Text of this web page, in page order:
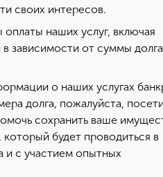
своих интересов.
наших услуг, включая
зависимости от суммы
о наших услугах
долга, пожалуйста,
сохранить ваше
будет проводиться в
и с участием опытных